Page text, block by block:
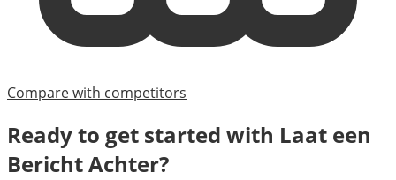
Compare with competitors
Ready to get started with Laat een
Bericht Achter?